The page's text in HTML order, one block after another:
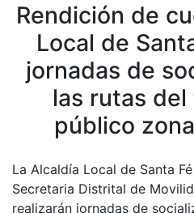
Rendición de
Local de
jornadas de
las rutas
público
La Alcaldía Local de Santa
Secretaria Distrital de
realizarán jornadas de